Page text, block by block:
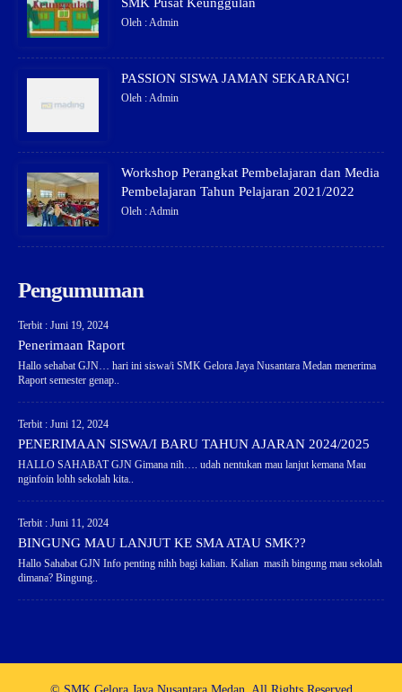
Oleh : Admin
PASSION SISWA JAMAN SEKARANG!
Oleh : Admin
Workshop Perangkat Pembelajaran dan Media
Pembelajaran Tahun Pelajaran 2021/2022
Oleh : Admin
Pengumuman
Terbit : Juni 19, 2024
Penerimaan Raport
Hallo sehabat GJN… hari ini siswa/i SMK Gelora Jaya Nusantara Medan menerima
Raport semester genap..
Terbit : Juni 12, 2024
PENERIMAAN SISWA/I BARU TAHUN AJARAN 2024/2025
HALLO SAHABAT GJN Gimana nih…. udah nentukan mau lanjut kemana Mau
nginfoin lohh sekolah kita..
Terbit : Juni 11, 2024
BINGUNG MAU LANJUT KE SMA ATAU SMK??
Hallo Sahabat GJN Info penting nihh bagi kalian. Kalian masih bingung mau sekolah
dimana? Bingung..